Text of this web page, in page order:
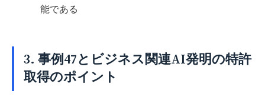
能である
3. 事例47とビジネス関連AI発明の特許
取得のポイント